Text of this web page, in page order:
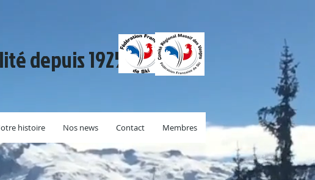
depuis 1925.
histoire Nos news Contact Membres